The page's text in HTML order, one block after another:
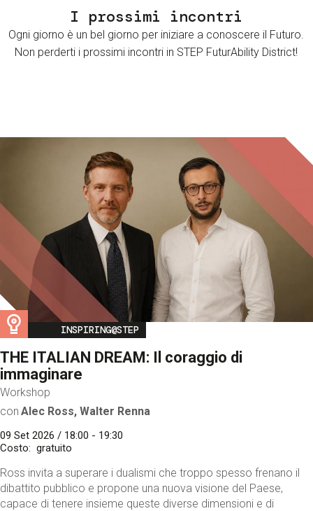
I prossimi incontri
Ogni giorno è un bel giorno per iniziare a conoscere il Futuro.
Non perderti i prossimi incontri in STEP FuturAbility District!
Image
INSPIRING@STEP
THE ITALIAN DREAM: Il coraggio di
immaginare
Workshop
con Alec Ross, Walter Renna
09 Set 2026 / 18:00 - 19:30
Costo
gratuito
Ross invita a superare i dualismi che troppo spesso frenano il
dibattito pubblico e propone una nuova visione del Paese,
capace di tenere insieme queste diverse dimensioni e di